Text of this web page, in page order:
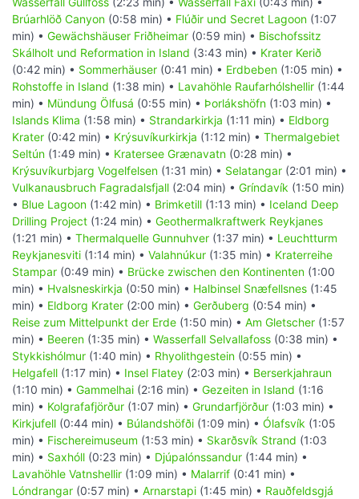
Brúarhlöð Canyon (0:58 min) • Flúðir und Secret Lagoon (1:07
min) • Gewächshäuser Friðheimar (0:59 min) • Bischofssitz
Skálholt und Reformation in Island (3:43 min) • Krater Kerið
(0:42 min) • Sommerhäuser (0:41 min) • Erdbeben (1:05 min) •
Rohstoffe in Island (1:38 min) • Lavahöhle Raufarhólshellir (1:44
min) • Mündung Ölfusá (0:55 min) • Þorlákshöfn (1:03 min) •
Islands Klima (1:58 min) • Strandarkirkja (1:11 min) • Eldborg
Krater (0:42 min) • Krýsuvíkurkirkja (1:12 min) • Thermalgebiet
Seltún (1:49 min) • Kratersee Grænavatn (0:28 min) •
Krýsuvíkurbjarg Vogelfelsen (1:31 min) • Selatangar (2:01 min) •
Vulkanausbruch Fagradalsfjall (2:04 min) • Gríndavík (1:50 min)
• Blue Lagoon (1:42 min) • Brimketill (1:13 min) • Iceland Deep
Drilling Project (1:24 min) • Geothermalkraftwerk Reykjanes
(1:21 min) • Thermalquelle Gunnuhver (1:37 min) • Leuchtturm
Reykjanesviti (1:14 min) • Valahnúkur (1:35 min) • Kraterreihe
Stampar (0:49 min) • Brücke zwischen den Kontinenten (1:00
min) • Hvalsneskirkja (0:50 min) • Halbinsel Snæfellsnes (1:45
min) • Eldborg Krater (2:00 min) • Gerðuberg (0:54 min) •
Reise zum Mittelpunkt der Erde (1:50 min) • Am Gletscher (1:57
min) • Beeren (1:35 min) • Wasserfall Selvallafoss (0:38 min) •
Stykkishólmur (1:40 min) • Rhyolithgestein (0:55 min) •
Helgafell (1:17 min) • Insel Flatey (2:03 min) • Berserkjahraun
(1:10 min) • Gammelhai (2:16 min) • Gezeiten in Island (1:16
min) • Kolgrafafjörður (1:07 min) • Grundarfjörður (1:03 min) •
Kirkjufell (0:44 min) • Búlandshöfði (1:09 min) • Ólafsvík (1:05
min) • Fischereimuseum (1:53 min) • Skarðsvík Strand (1:03
min) • Saxhóll (0:23 min) • Djúpalónssandur (1:44 min) •
Lavahöhle Vatnshellir (1:09 min) • Malarrif (0:41 min) •
Lóndrangar (0:57 min) • Arnarstapi (1:45 min) • Rauðfeldsgjá